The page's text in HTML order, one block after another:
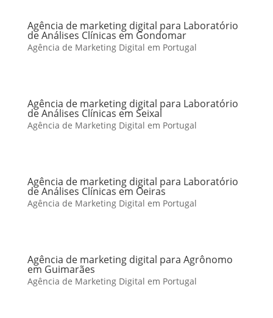
Agência de marketing digital para Laboratório
de Análises Clínicas em Gondomar
Agência de Marketing Digital em Portugal
Agência de marketing digital para Laboratório
de Análises Clínicas em Seixal
Agência de Marketing Digital em Portugal
Agência de marketing digital para Laboratório
de Análises Clínicas em Oeiras
Agência de Marketing Digital em Portugal
Agência de marketing digital para Agrônomo
em Guimarães
Agência de Marketing Digital em Portugal